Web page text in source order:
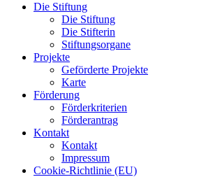
Die Stiftung
Die Stiftung
Die Stifterin
Stiftungsorgane
Projekte
Geförderte Projekte
Karte
Förderung
Förderkriterien
Förderantrag
Kontakt
Kontakt
Impressum
Cookie-Richtlinie (EU)